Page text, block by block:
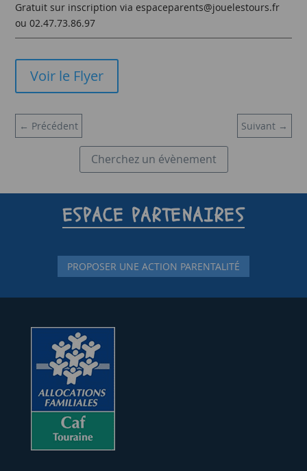
Gratuit sur inscription via espaceparents@jouelestours.fr
ou 02.47.73.86.97
Voir le Flyer
← Précédent Suivant→
Cherchez un évènement
ESPACE PARTENAIRES
PROPOSER UNE ACTION PARENTALITÉ